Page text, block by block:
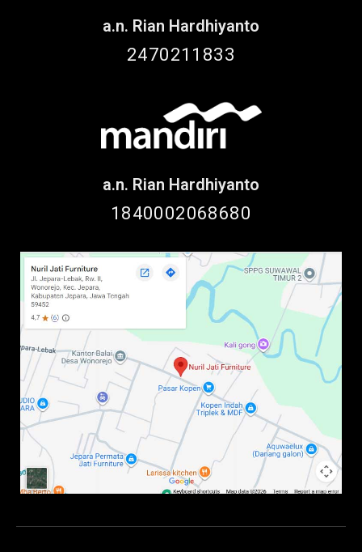
a.n. Rian Hardhiyanto
2470211833
a.n. Rian Hardhiyanto
1840002068680